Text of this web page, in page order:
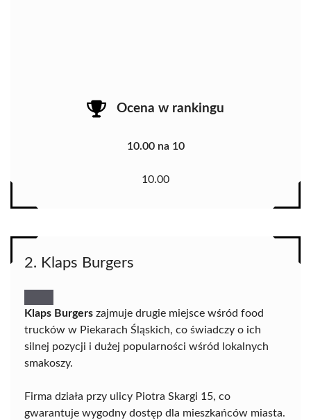
Ocena w rankingu
10.00 na 10
10.00
2. Klaps Burgers
Klaps Burgers zajmuje drugie miejsce wśród food
trucków w Piekarach Śląskich, co świadczy o ich
silnej pozycji i dużej popularności wśród lokalnych
smakoszy.
Firma działa przy ulicy Piotra Skargi 15, co
gwarantuje wygodny dostęp dla mieszkańców miasta.